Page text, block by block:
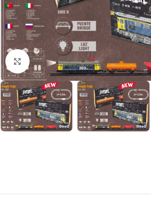
Click to enlarge